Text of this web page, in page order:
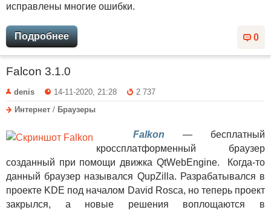
исправлены многие ошибки.
0
Подробнее
Falcon 3.1.0
denis 14-11-2020, 21:28
2 737
Интернет / Браузеры
Falkon — бесплатный
кроссплатформенный браузер
созданный при помощи движка QtWebEngine. Когда-то
данный браузер назывался QupZilla. Разрабатывался в
проекте KDE под началом David Rosca, но теперь проект
закрылся, а новые решения воплощаются в